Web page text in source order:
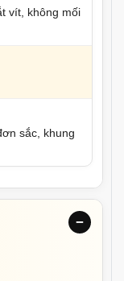
vít, không mối
sắc, khung